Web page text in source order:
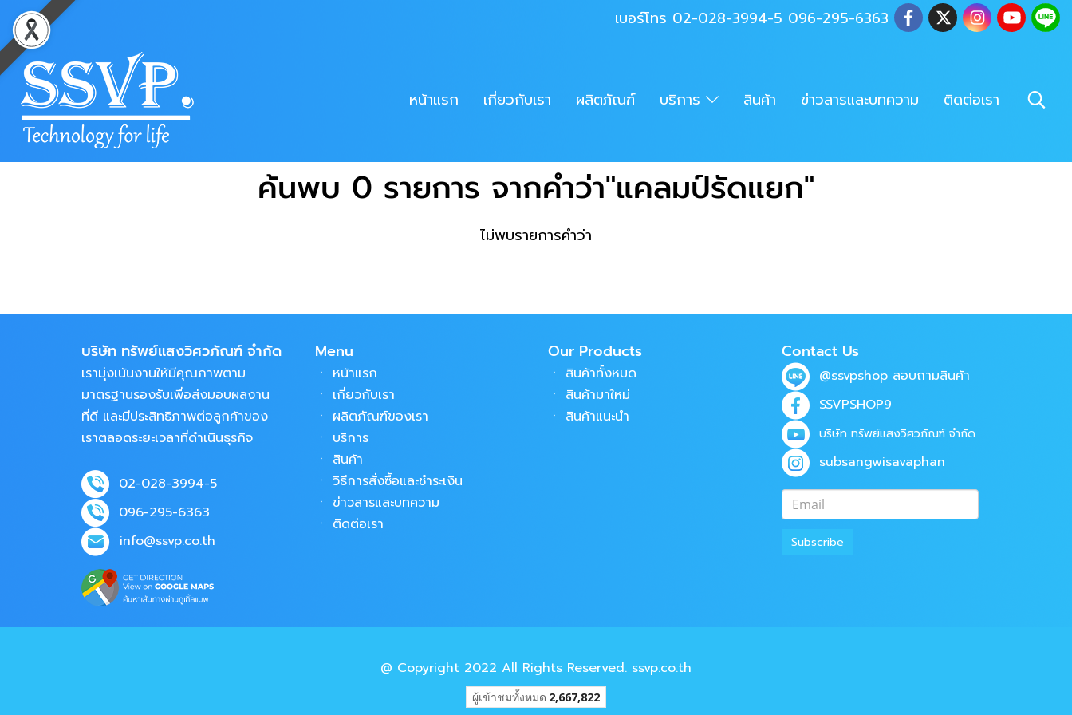
เบอร์โทร 02-028-3994-5 096-295-6363
หน้าแรก เกี่ยวกับเรา ผลิตภัณฑ์ บริการ สินค้า ข่าวสารและบทความ ติดต่อเรา
ค้นพบ 0 รายการ จากคำว่า"แคลมป์รัดแยก"
ไม่พบรายการคำว่า
บริษัท ทรัพย์แสงวิศวภัณฑ์ จำกัด
เรามุ่งเน้นงานให้มีคุณภาพตาม
มาตรฐานรองรับเพื่อส่งมอบผลงาน
ที่ดี และมีประสิทธิภาพต่อลูกค้าของ
เราตลอดระยะเวลาที่ดำเนินธุรกิจ
02-028-3994-5
096-295-6363
info@ssvp.co.th
Menu
ㆍ หน้าแรก
ㆍ เกี่ยวกับเรา
ㆍ ผลิตภัณฑ์ของเรา
ㆍ บริการ
ㆍ สินค้า
ㆍ วิธีการสั่งซื้อและชำระเงิน
ㆍ ข่าวสารและบทความ
ㆍ ติดต่อเรา
Our Products
ㆍ สินค้าทั้งหมด
ㆍ สินค้ามาใหม่
ㆍ สินค้าแนะนำ
Contact Us
@ssvpshopสอบถามสินค้า
SSVPSHOP9
บริษัท ทรัพย์แสงวิศวภัณฑ์ จำกัด
subsangwisavaphan
Subscribe
@ Copyright 2022 All Rights Reserved. ssvp.co.th
ผู้เข้าชมทั้งหมด 2,667,822